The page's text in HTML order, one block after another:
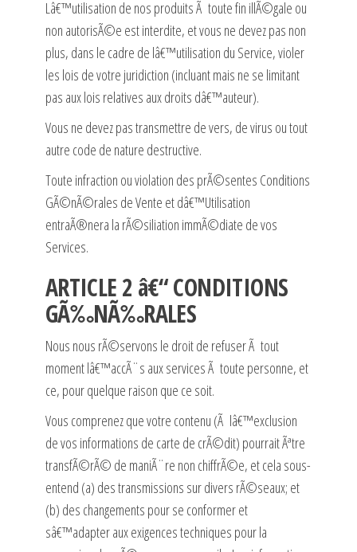
Lâ€™utilisation de nos produits Ã toute fin illÃ©gale ou
non autorisÃ©e est interdite, et vous ne devez pas non
plus, dans le cadre de lâ€™utilisation du Service, violer
les lois de votre juridiction (incluant mais ne se limitant
pas aux lois relatives aux droits dâ€™auteur).
Vous ne devez pas transmettre de vers, de virus ou tout
autre code de nature destructive.
Toute infraction ou violation des prÃ©sentes Conditions
GÃ©nÃ©rales de Vente et dâ€™Utilisation
entraÃ®nera la rÃ©siliation immÃ©diate de vos
Services.
ARTICLE 2 â€“ CONDITIONS
GÃ‰NÃ‰RALES
Nous nous rÃ©servons le droit de refuser Ã tout
moment lâ€™accÃ¨s aux services Ã toute personne, et
ce, pour quelque raison que ce soit.
Vous comprenez que votre contenu (Ã lâ€™exclusion
de vos informations de carte de crÃ©dit) pourrait Ãªtre
transfÃ©rÃ© de maniÃ¨re non chiffrÃ©e, et cela sous-
entend (a) des transmissions sur divers rÃ©seaux; et
(b) des changements pour se conformer et
sâ€™adapter aux exigences techniques pour la